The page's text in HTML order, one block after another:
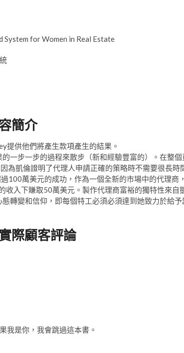
for Women in Real Estate
簡介
提供他們將產生款項產生的結果。
一步一步的過程來散步（新和經驗豐富的）。在整個
為凱倫證明了代理人申請正確的策略時不需要很長時
100萬美元的成功，作為一個全新的市場中的代理商
入下賺取50萬美元。製作代理商富裕的獨特性來自
轉變和信仰，即每個特工必須必須達到她致力於給予
際顧客評論
我是你，我會跳過這本書。